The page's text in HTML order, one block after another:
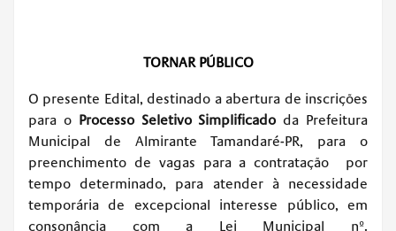
TORNAR PÚBLICO
O presente Edital, destinado a abertura de inscrições
para o Processo Seletivo Simplificadoda Prefeitura
Municipal de Almirante Tamandaré-PR, para o
preenchimento de vagas para a contratação por
tempo determinado, para atender à necessidade
temporária de excepcional interesse público, em
consonância com a Lei Municipal nº.